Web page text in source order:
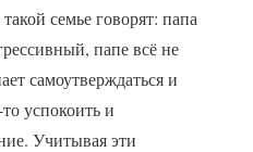
семье говорят: папа
папе всё не
самоутверждаться и
успокоить и
Учитывая эти